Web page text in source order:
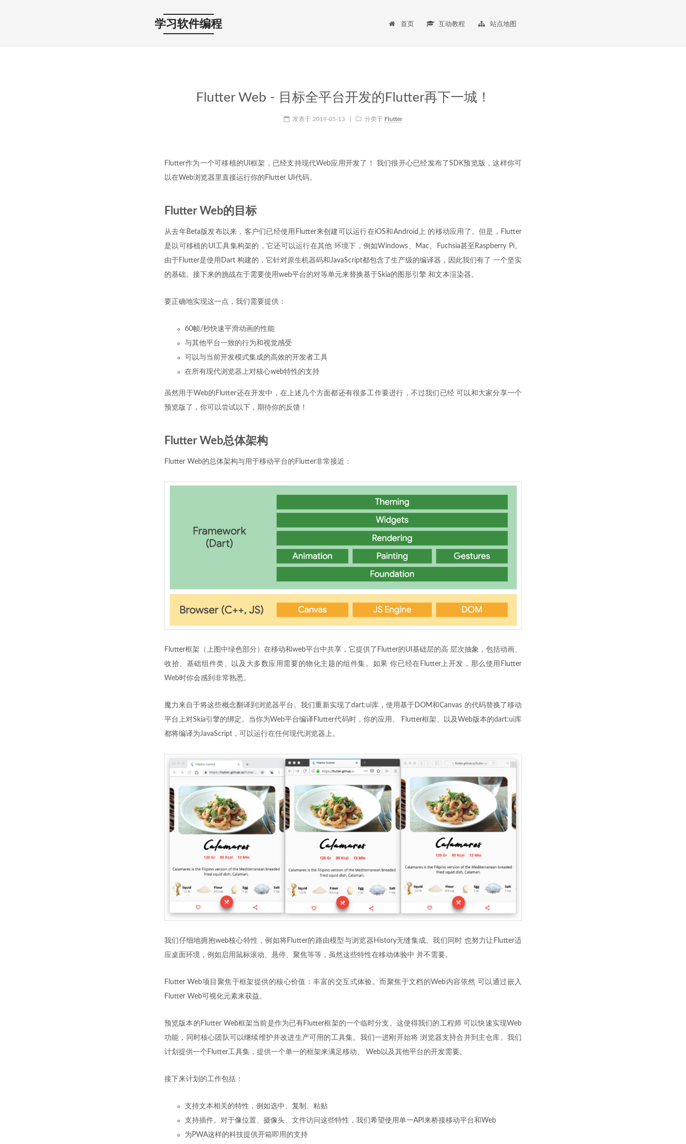
学习软件编程 首页 互动教程 站点地图
Flutter Web - 目标全平台开发的Flutter再下一城！
发表于 2019-05-13 分类于 Flutter
Flutter作为一个可移植的UI框架，已经支持现代Web应用开发了！ 我们很开心已经发布了SDK预览版，这样你可
以在Web浏览器里直接运行你的Flutter UI代码。
Flutter Web的目标
从去年Beta版发布以来，客户们已经使用Flutter来创建可以运行在iOS和Android上 的移动应用了。但是，Flutter
是以可移植的UI工具集构架的，它还可以运行在其他 环境下，例如Windows、Mac、Fuchsia甚至Raspberry Pi。
由于Flutter是使用Dart 构建的，它针对原生机器码和JavaScript都包含了生产级的编译器，因此我们有了 一个坚实
的基础。接下来的挑战在于需要使用web平台的对等单元来替换基于Skia的图形引擎 和文本渲染器。
要正确地实现这一点，我们需要提供：
60帧/秒快速平滑动画的性能
与其他平台一致的行为和视觉感受
可以与当前开发模式集成的高效的开发者工具
在所有现代浏览器上对核心web特性的支持
虽然用于Web的Flutter还在开发中，在上述几个方面都还有很多工作要进行，不过我们已经 可以和大家分享一个
预览版了，你可以尝试以下，期待你的反馈！
Flutter Web总体架构
Flutter Web的总体架构与用于移动平台的Flutter非常接近：
Flutter框架（上图中绿色部分）在移动和web平台中共享，它提供了Flutter的UI基础层的高 层次抽象，包括动画、
收拾、基础组件类、以及大多数应用需要的物化主题的组件集。如果 你已经在Flutter上开发，那么使用Flutter
Web时你会感到非常熟悉。
魔力来自于将这些概念翻译到浏览器平台。我们重新实现了dart:ui库，使用基于DOM和Canvas 的代码替换了移动
平台上对Skia引擎的绑定。当你为Web平台编译Flutter代码时，你的应用、 Flutter框架、以及Web版本的dart:ui库
都将编译为JavaScript，可以运行在任何现代浏览器上。
我们仔细地拥抱web核心特性，例如将Flutter的路由模型与浏览器History无缝集成。我们同时 也努力让Flutter适
应桌面环境，例如启用鼠标滚动、悬停、聚焦等等，虽然这些特性在移动体验中 并不需要。
Flutter Web项目聚焦于框架提供的核心价值：丰富的交互式体验。而聚焦于文档的Web内容依然 可以通过嵌入
Flutter Web可视化元素来获益。
预览版本的Flutter Web框架当前是作为已有Flutter框架的一个临时分支。这使得我们的工程师 可以快速实现Web
功能，同时核心团队可以继续维护并改进生产可用的工具集。我们一进刚开始将 浏览器支持合并到主仓库。我们
计划提供一个Flutter工具集，提供一个单一的框架来满足移动、 Web以及其他平台的开发需要。
接下来计划的工作包括：
支持文本相关的特性，例如选中、复制、粘贴
支持插件。对于像位置、摄像头、文件访问这些特性，我们希望使用单一API来桥接移动平台和Web
为PWA这样的科技提供开箱即用的支持